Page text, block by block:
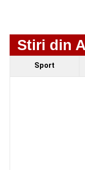
Evenimentul face
Camp 2026, proiect
care urmărește să
Stiri din
Sport